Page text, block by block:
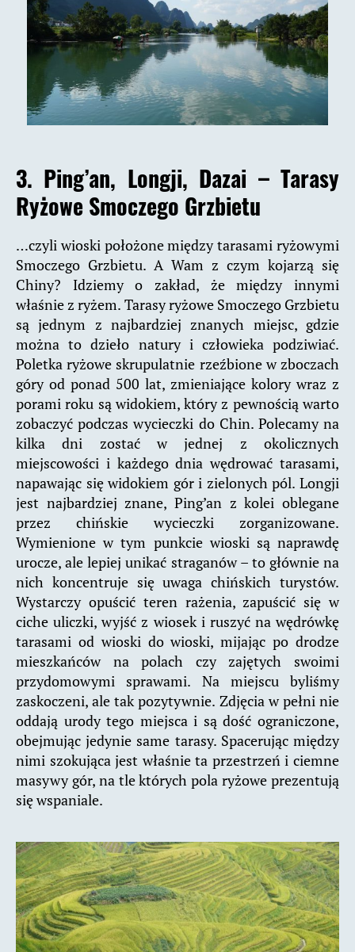
3. Ping’an, Longji, Dazai – Tarasy
Ryżowe Smoczego Grzbietu
…czyli wioski położone między tarasami ryżowymi
Smoczego Grzbietu. A Wam z czym kojarzą się
Chiny? Idziemy o zakład, że między innymi
właśnie z ryżem. Tarasy ryżowe Smoczego Grzbietu
są jednym z najbardziej znanych miejsc, gdzie
można to dzieło natury i człowieka podziwiać.
Poletka ryżowe skrupulatnie rzeźbione w zboczach
góry od ponad 500 lat, zmieniające kolory wraz z
porami roku są widokiem, który z pewnością warto
zobaczyć podczas wycieczki do Chin. Polecamy na
kilka dni zostać w jednej z okolicznych
miejscowości i każdego dnia wędrować tarasami,
napawając się widokiem gór i zielonych pól. Longji
jest najbardziej znane, Ping’an z kolei oblegane
przez chińskie wycieczki zorganizowane.
Wymienione w tym punkcie wioski są naprawdę
urocze, ale lepiej unikać straganów – to głównie na
nich koncentruje się uwaga chińskich turystów.
Wystarczy opuścić teren rażenia, zapuścić się w
ciche uliczki, wyjść z wiosek i ruszyć na wędrówkę
tarasami od wioski do wioski, mijając po drodze
mieszkańców na polach czy zajętych swoimi
przydomowymi sprawami. Na miejscu byliśmy
zaskoczeni, ale tak pozytywnie. Zdjęcia w pełni nie
oddają urody tego miejsca i są dość ograniczone,
obejmując jedynie same tarasy. Spacerując między
nimi szokująca jest właśnie ta przestrzeń i ciemne
masywy gór, na tle których pola ryżowe prezentują
się wspaniale.